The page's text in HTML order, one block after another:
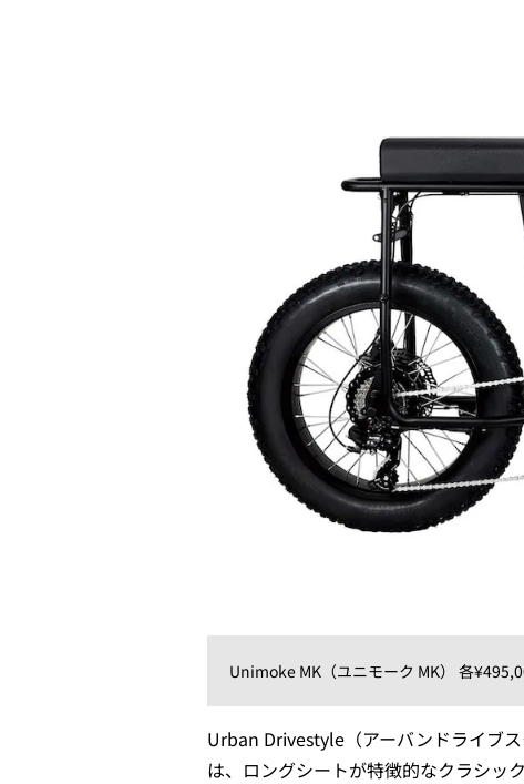
Unimoke MK（ユニモーク MK） 各
Urban Drivestyle（アーバンドライブ
は、ロングシートが特徴的なクラシッ